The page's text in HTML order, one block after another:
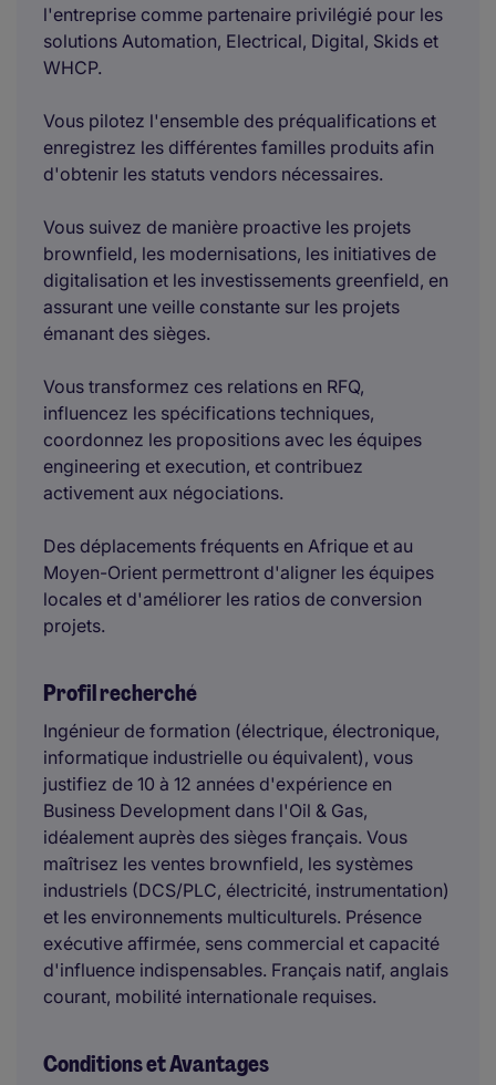
l'entreprise comme partenaire privilégié pour les
solutions Automation, Electrical, Digital, Skids et
WHCP.
Vous pilotez l'ensemble des préqualifications et
enregistrez les différentes familles produits afin
d'obtenir les statuts vendors nécessaires.
Vous suivez de manière proactive les projets
brownfield, les modernisations, les initiatives de
digitalisation et les investissements greenfield, en
assurant une veille constante sur les projets
émanant des sièges.
Vous transformez ces relations en RFQ,
influencez les spécifications techniques,
coordonnez les propositions avec les équipes
engineering et execution, et contribuez
activement aux négociations.
Des déplacements fréquents en Afrique et au
Moyen-Orient permettront d'aligner les équipes
locales et d'améliorer les ratios de conversion
projets.
Profil recherché
Ingénieur de formation (électrique, électronique,
informatique industrielle ou équivalent), vous
justifiez de 10 à 12 années d'expérience en
Business Development dans l'Oil & Gas,
idéalement auprès des sièges français. Vous
maîtrisez les ventes brownfield, les systèmes
industriels (DCS/PLC, électricité, instrumentation)
et les environnements multiculturels. Présence
exécutive affirmée, sens commercial et capacité
d'influence indispensables. Français natif, anglais
courant, mobilité internationale requises.
Conditions et Avantages